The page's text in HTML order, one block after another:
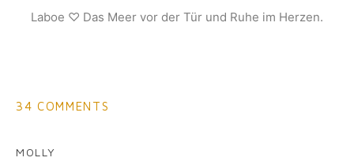
Laboe ♡ Das Meer vor der Tür und Ruhe im Herzen.
34 COMMENTS
MOLLY